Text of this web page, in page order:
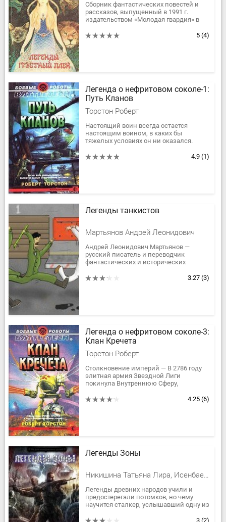
Сборник фантастических повестей и
рассказов, выпущенный в 1991 г.
издательством «Молодая гвардия» в
5 (4)
Легенда о нефритовом соколе-1:
Путь Кланов
Торстон Роберт
Настоящий воин всегда остается
настоящим воином, в каких бы
тяжелых условиях он ни оказался.
убедительно доказал эту истину, но4.9 (1)
Легенды танкистов
Мартьянов Андрей Леонидович
Андрей Леонидович Мартьянов —
русский писатель и переводчик
фантастических и исторических
исторические романы, фэнтези,
3.27 (3)
Легенда о нефритовом соколе-3:
Клан Кречета
Торстон Роберт
Столкновение империй — В 2786 году
элитная армия Звездной Лиги
покинула Внутреннюю Сферу,
кровопролитие, навязанное Домами...
4.25 (6)
Легенды Зоны
Никишина Татьяна Лира, Исенбаева Анастасия, Алексей Шолохов, Самарский Александр, Росс Михаил Леонидович, Астахов Сергей, Матвеенко Андрей, Сластников Олег, Хуснутдинов Вадим, Бора Василий, Вовк Александр, Богдан Максим, Мельничук Дмитрий, Куркин Иван Kypa
Легенды древних народов учили и
предостерегали потомков, но чему
научится сталкер, услышавший одну из
остепенится и, плюнув на...
3 (2)